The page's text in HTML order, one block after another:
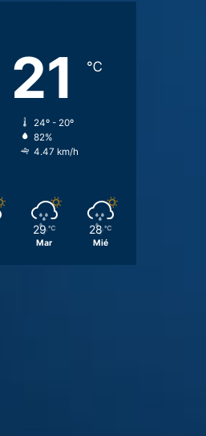
21 ℃
24º - 20º
82%
4.47 km/h
29 ℃
Mar
28 ℃
Mié